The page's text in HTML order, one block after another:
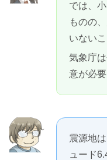
では、
ものの
いない
気象庁
意が必
震源地
ュード